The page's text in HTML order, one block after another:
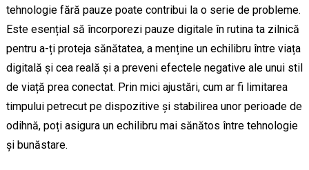
tehnologie fără pauze poate contribui la o serie de probleme.
Este esențial să încorporezi pauze digitale în rutina ta zilnică
pentru a-ți proteja sănătatea, a menține un echilibru între viața
digitală și cea reală și a preveni efectele negative ale unui stil
de viață prea conectat. Prin mici ajustări, cum ar fi limitarea
timpului petrecut pe dispozitive și stabilirea unor perioade de
odihnă, poți asigura un echilibru mai sănătos între tehnologie
și bunăstare.